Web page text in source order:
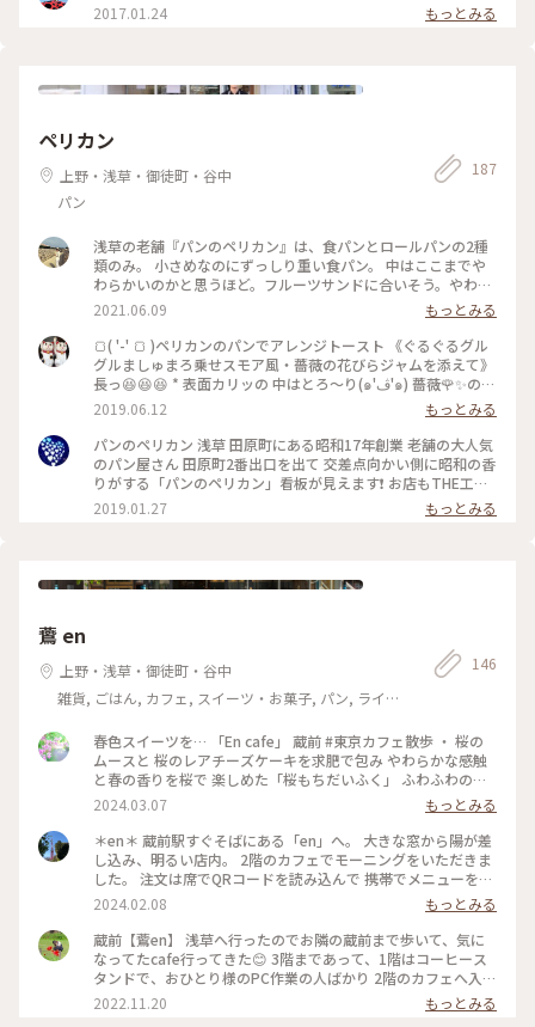
2017.01.24
もっとみる
ペリカン
上野・浅草・御徒町・谷中
パン
187
浅草の老舗『パンのペリカン』は、食パンとロールパンの2種
類のみ。 小さめなのにずっしり重い食パン。 中はここまでや
わらかいのかと思うほど。フルーツサンドに合いそう。やわら
かいけど、モチモチ食感。 カリカリにトーストすると中はフワ
ッとして、バターも合う。 毎日食べられる飽きのこないパン。
さすが、“時代が変わっても変わらない味”。 #浅草#ペリカン#
パン屋#田原町#パン#パンのペリカン
2021.06.09
もっとみる
🍞( '-' 🍞 )ペリカンのパンでアレンジトースト 《ぐるぐるグル
グルましゅまろ乗せスモア風・薔薇の花びらジャムを添えて》
長っ😆😆😆 * 表面カリッの 中はとろ〜り(๑'ڤ'๑) 薔薇🌹✨の花
びらジャムがアクセント❣️ * 🍞ペリカンの食パンは どんな食べ
方をしても 美味しいですよね😻 大好き💕 * ☔️🐌梅雨の時期 ち
ょっと肌寒い日に あったかいトーストいかがでしょうか(๑´ㅂ
`๑) * #パンが好き #ペリカン #食パン #パン #アレンジトース
ト
2019.06.12
もっとみる
パンのペリカン 浅草 田原町にある昭和17年創業 老舗の大人気
のパン屋さん 田原町2番出口を出て 交差点向かい側に昭和の香
りがする「パンのペリカン」看板が見えます❗️ お店もTHE工場
直結❗️昭和な感じです。またこれも味がある雰囲気。ひっきり
なしにお客さんが来ます。 電話して予約注文して、ロールパン
必須です❗️前日に電話しましたが山形パンは買えませんでし
#パン #パン巡り #浅草
2019.01.27 もっとみる
鷰 en
上野・浅草・御徒町・谷中
雑貨, ごはん, カフェ, スイーツ・お菓子, パン, ライフ
146
春色スイーツを… 「En cafe」 蔵前 #東京カフェ散歩 ・ 桜の
ムースと 桜のレアチーズケーキを求肥で包み やわらかな感触
と春の香りを桜で 楽しめた「桜もちだいふく」 ふわふわの口
どけと桜の風味が優しく 心地よく楽しめた桜ラテ。 ・ この時
期だけしか味わえない桜スイーツ。 とても美味しくいただき
ました。 ・ アクセス 蔵前駅徒歩1分。 #春色さがし#蔵前カフ
ェ#浅草カフェ#蔵前#浅草 #エンカフェ#en#encafe #桜スイー
ツ
2024.03.07
もっとみる
＊en＊ 蔵前駅すぐそばにある「en」へ。 大きな窓から陽が差
し込み、明るい店内。 2階のカフェでモーニングをいただきま
した。 注文は席でQRコードを読み込んで 携帯でメニューを選
んで確定する形式でした。 ちゃんと注文できたのかなと不安
でしたが しばらく待つと運ばれてきました。 ドリップコーヒ
ーとホットサンド ハム&チーズ。 軽く食べるのにちょうど良
かったです。 外国の方も多く、朝から次々お客さんが訪れる
お洒落カフェでした。 #冬の旅 #私のことりっぷ旅 #東京 #東
京さんぽ #蔵前 #蔵前さんぽ #蔵前カフェ #蔵前モーニング
2024.02.08
もっとみる
蔵前【鷰en】 浅草へ行ったのでお隣の蔵前まで歩いて、気に
なってたcafe行ってきた😊 3階まであって、1階はコーヒース
タンドで、おひとり様のPC作業の人ばかり 2階のカフェへ入り
ました！ 3階はレストランだったかな、見てないので忘れちゃ
った お目当ての、クッキー&チーズクリームケーキは売り切れ
2022.11.20 もっとみる